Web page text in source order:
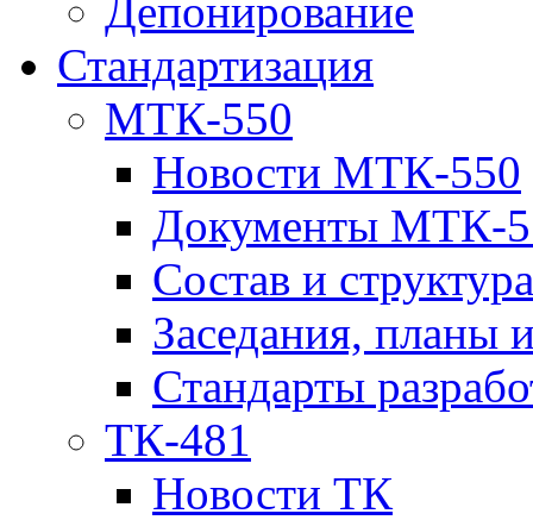
Депонирование
Стандартизация
МТК-550
Новости МТК-550
Документы МТК-
Состав и структура
Заседания, планы
Стандарты
ТК-481
Новости ТК